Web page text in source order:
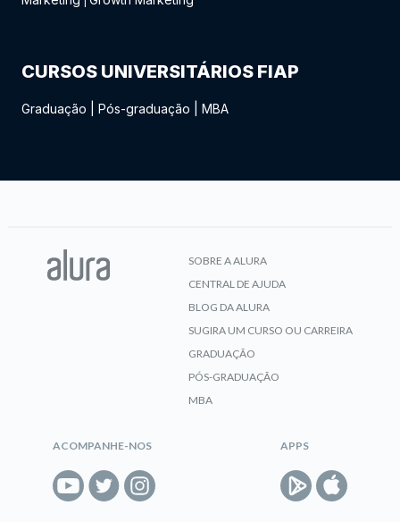
CURSOS UNIVERSITÁRIOS FIAP
Graduação Pós-graduação MBA
SOBRE A ALURA
CENTRAL DE AJUDA
BLOG DA ALURA
SUGIRA UM CURSO OU CARREIRA
GRADUAÇÃO
PÓS-GRADUAÇÃO
MBA
ACOMPANHE-NOS APPS